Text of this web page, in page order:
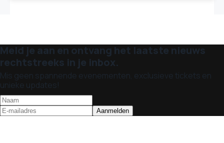
Meld je aan en ontvang het laatste nieuws
rechtstreeks in je inbox.
Mis geen spannende evenementen, exclusieve tickets en
unieke updates!